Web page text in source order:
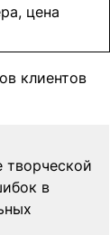
цена
клиентов
в